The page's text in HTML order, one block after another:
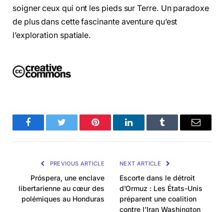
soigner ceux qui ont les pieds sur Terre. Un paradoxe
de plus dans cette fascinante aventure qu’est
l’exploration spatiale.
FacebookTwitter Pinterest LinkedInTumblr Email
PREVIOUS ARTICLE
Próspera, une enclave
libertarienne au cœur des
polémiques au Honduras
NEXT ARTICLE
Escorte dans le détroit
d’Ormuz : Les États-Unis
préparent une coalition
contre l’Iran Washington